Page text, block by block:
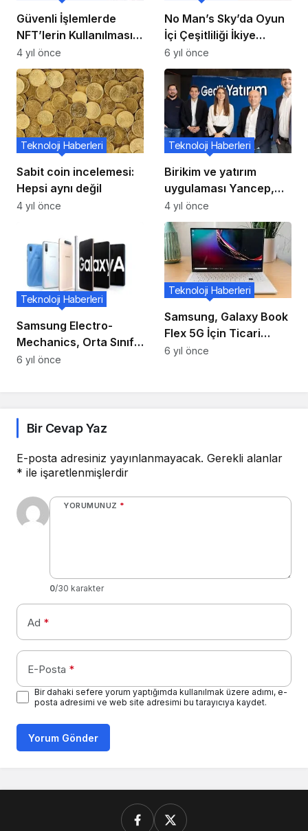
Güvenli İşlemlerde
NFT’lerin Kullanılması
Dolandırıcılığın Önüne
Geçecek
4 yıl önce
No Man’s Sky’da Oyun
İçi Çeşitliliği İkiye
Katlayan Origins
Güncellemesi
Yayınlandı!
6 yıl önce
Sabit coin incelemesi:
Hepsi aynı değil
Teknoloji Haberleri
4 yıl önce
Birikim ve yatırım
uygulaması Yancep,
kullanıcılarla buluştu!
Teknoloji Haberleri
4 yıl önce
Samsung Electro-
Mechanics, Orta Sınıf
Akıllı Telefonlar İçin
Teknoloji Haberleri
6 yıl önce
Samsung, Galaxy Book
Flex 5G İçin Ticari
Marka Kaydetti, SDC
Teknoloji Haberleri
6 yıl önce
Bir Cevap Yaz
E-posta adresiniz yayınlanmayacak. Gerekli alanlar
* ile işaretlenmişlerdir
YORUMUNUZ *
0/30 karakter
Ad *
E-Posta *
Bir dahaki sefere yorum yaptığımda kullanılmak üzere adımı, e-
posta adresimi ve web site adresimi bu tarayıcıya kaydet.
Yorum Gönder